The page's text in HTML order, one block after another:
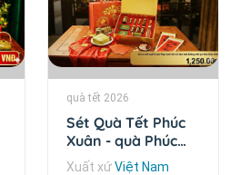
quà tết 2026
Sét Quà Tết Phúc
Xuân - quà Phúc
Xuân
Xuất xứViệt Nam